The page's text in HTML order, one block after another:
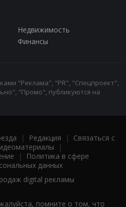
Недвижимость
Финансы
"Реклама", "PR", "Спецпроект",
"Промо", публикуются на
| Редакция | Связаться с
|
|
Политика в сфере
данных
digital рекламы
помните о том, что